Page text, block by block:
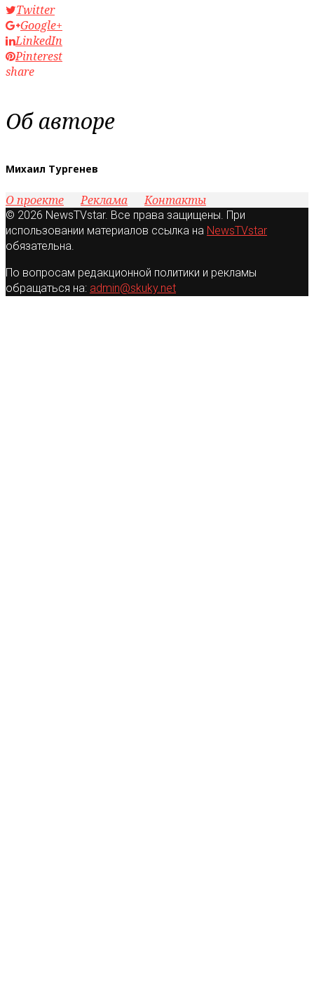
Twitter
Google+
LinkedIn
Pinterest
share
Об авторе
Михаил Тургенев
О проекте Реклама Контакты
© 2026 NewsTVstar. Все права защищены. При
использовании материалов ссылка на NewsTVstar
обязательна.
По вопросам редакционной политики и рекламы
обращаться на: admin@skuky.net